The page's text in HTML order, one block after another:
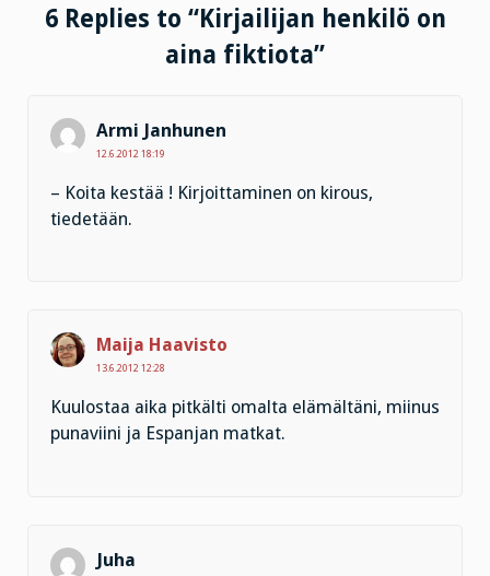
6 Replies to “Kirjailijan henkilö on
aina fiktiota”
Armi Janhunen
12.6.2012 18:19
– Koita kestää ! Kirjoittaminen on kirous,
tiedetään.
Maija Haavisto
13.6.2012 12:28
Kuulostaa aika pitkälti omalta elämältäni, miinus
punaviini ja Espanjan matkat.
Juha